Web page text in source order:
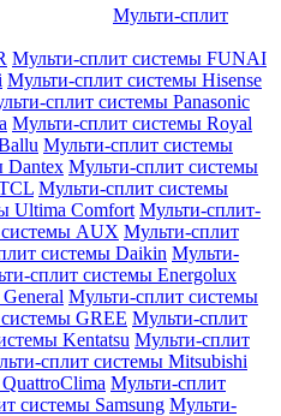
Мульти-сплит
Мульти-сплит системы FUNAI
Мульти-сплит системы Hisense
сплит системы Panasonic
Мульти-сплит системы Royal
Мульти-сплит системы
Dantex Мульти-сплит системы
Мульти-сплит системы
Ultima Comfort Мульти-сплит-
AUX Мульти-сплит
системы Daikin Мульти-
сплит системы Energolux
Мульти-сплит системы
GREE Мульти-сплит
Kentatsu Мульти-сплит
сплит системы Mitsubishi
Мульти-сплит
системы Samsung Мульти-